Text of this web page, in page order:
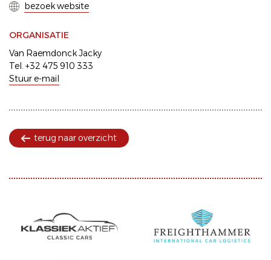
bezoek website
ORGANISATIE
Van Raemdonck Jacky
Tel. +32 475 910 333
Stuur e-mail
terug naar overzicht